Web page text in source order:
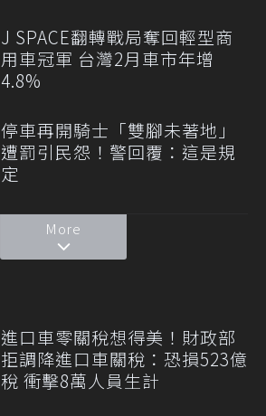
J SPACE翻轉戰局奪回輕型商
用車冠軍 台灣2月車市年增
4.8%
停車再開騎士「雙腳未著地」
遭罰引民怨！警回覆：這是規
定
More
進口車零關稅想得美！財政部
拒調降進口車關稅：恐損523億
稅 衝擊8萬人員生計